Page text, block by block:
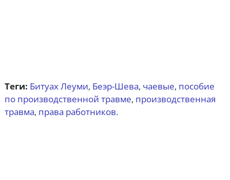
Теги: Битуах Леуми, Беэр-Шева, чаевые, пособие
по производственной травме, производственная
травма, права работников.